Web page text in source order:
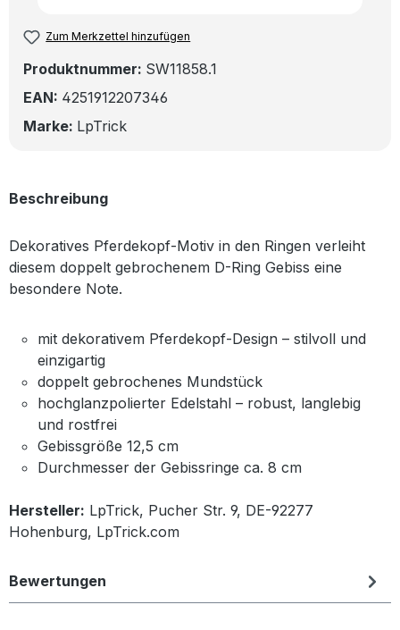
Zum Merkzettel hinzufügen
Produktnummer: SW11858.1
EAN: 4251912207346
Marke: LpTrick
Beschreibung
Dekoratives Pferdekopf-Motiv in den Ringen verleiht
diesem doppelt gebrochenem D-Ring Gebiss eine
besondere Note.
mit dekorativem Pferdekopf-Design – stilvoll und
einzigartig
doppelt gebrochenes Mundstück
hochglanzpolierter Edelstahl – robust, langlebig
und rostfrei
Gebissgröße 12,5 cm
Durchmesser der Gebissringe ca. 8 cm
Hersteller: LpTrick, Pucher Str. 9, DE-92277
Hohenburg, LpTrick.com
Bewertungen